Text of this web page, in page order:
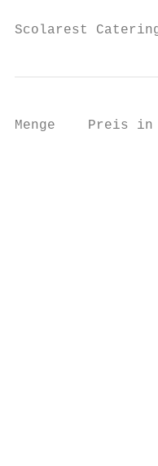
Scolarest
Menge    Preis in